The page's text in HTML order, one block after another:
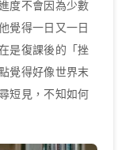
度不會因為少數
覺得一日又一日
是復課後的「挫
覺得好像世界末
短見，不知如何